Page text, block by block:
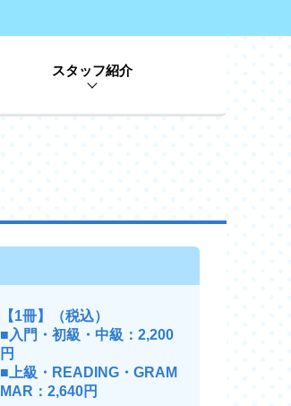
スタッフ紹介
【1冊】（税込）
■入門・初級・中級：2,200
円
■上級・READING・GRAM
MAR：2,640円